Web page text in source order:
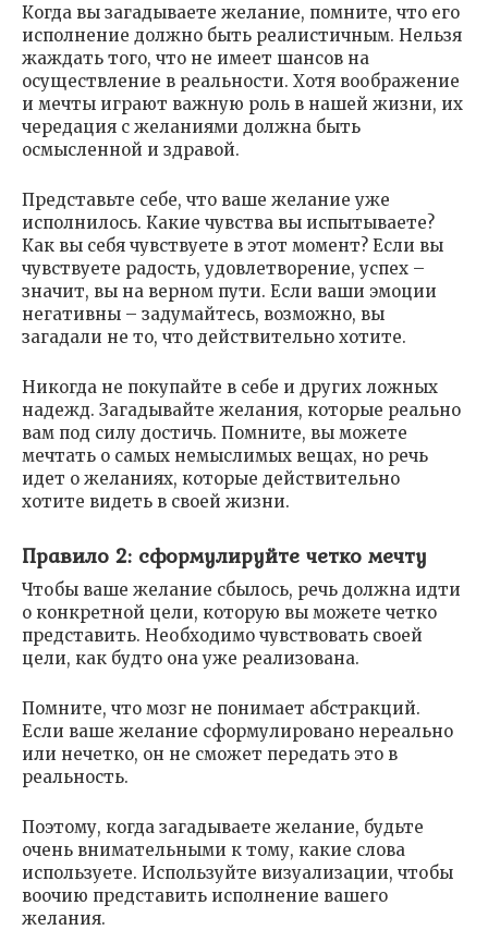
Когда вы загадываете желание, помните, что его
исполнение должно быть реалистичным. Нельзя
жаждать того, что не имеет шансов на
осуществление в реальности. Хотя воображение
и мечты играют важную роль в нашей жизни, их
чередация с желаниями должна быть
осмысленной и здравой.
Представьте себе, что ваше желание уже
исполнилось. Какие чувства вы испытываете?
Как вы себя чувствуете в этот момент? Если вы
чувствуете радость, удовлетворение, успех –
значит, вы на верном пути. Если ваши эмоции
негативны – задумайтесь, возможно, вы
загадали не то, что действительно хотите.
Никогда не покупайте в себе и других ложных
надежд. Загадывайте желания, которые реально
вам под силу достичь. Помните, вы можете
мечтать о самых немыслимых вещах, но речь
идет о желаниях, которые действительно
хотите видеть в своей жизни.
Правило 2: сформулируйте четко мечту
Чтобы ваше желание сбылось, речь должна идти
о конкретной цели, которую вы можете четко
представить. Необходимо чувствовать своей
цели, как будто она уже реализована.
Помните, что мозг не понимает абстракций.
Если ваше желание сформулировано нереально
или нечетко, он не сможет передать это в
реальность.
Поэтому, когда загадываете желание, будьте
очень внимательными к тому, какие слова
используете. Используйте визуализации, чтобы
воочию представить исполнение вашего
желания.